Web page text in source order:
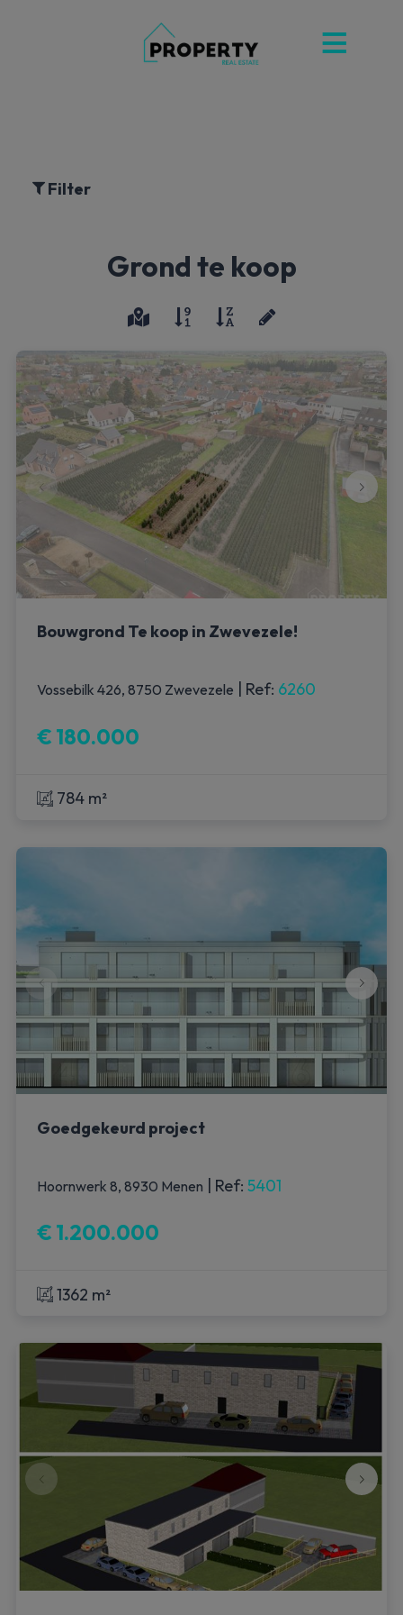
Filter
Grond te koop
Bouwgrond Te koop in Zwevezele!
Vossebilk 426, 8750 Zwevezele Ref: 6260
€ 180.000
784 m²
Goedgekeurd project
Hoornwerk 8, 8930 Menen Ref: 5401
€ 1.200.000
1362 m²